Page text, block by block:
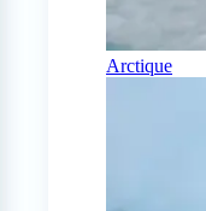
Arctique